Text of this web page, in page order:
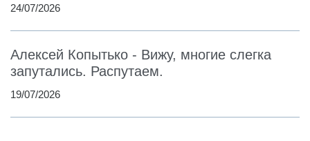
24/07/2026
Алексей Копытько - Вижу, многие слегка
запутались. Распутаем.
19/07/2026